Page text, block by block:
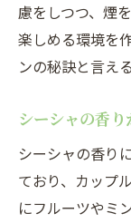
慮をしつつ、煙
楽しめる環境を
ンの秘訣と言え
シーシャの香
シーシャの香り
ており、カップ
にフルーツやミ